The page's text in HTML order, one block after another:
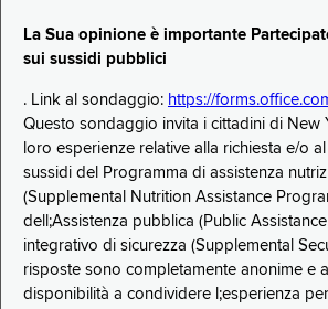
La Sua opinione è importante
sui sussidi pubblici
. Link al sondaggio: https://
Questo sondaggio invita i cittadini di New
loro esperienze relative alla richiesta e/o
sussidi del Programma di assistenza
(Supplemental Nutrition Assistance
dell;Assistenza pubblica (Public
integrativo di sicurezza (Supplemental
risposte sono completamente anonime e
disponibilità a condividere l;esperienza